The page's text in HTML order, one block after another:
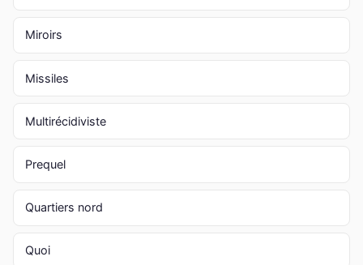
Miroirs
Missiles
Multirécidiviste
Prequel
Quartiers nord
Quoi